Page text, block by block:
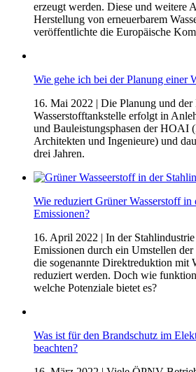
erzeugt werden. Diese und weitere
Herstellung von erneuerbarem
veröffentlichte die Europäische
Wie gehe ich bei der Planung einer
16. Mai 2022 | Die Planung und der
Wasserstofftankstelle erfolgt in
und Bauleistungsphasen der HOAI
Architekten und Ingenieure) und
drei Jahren.
Wie reduziert Grüner Wasserstoff
Emissionen?
16. April 2022 | In der
Emissionen durch ein Umstellen der
die sogenannte Direktreduktion mit
reduziert werden. Doch wie
welche Potenziale bietet es?
Was ist für den Brandschutz im
beachten?